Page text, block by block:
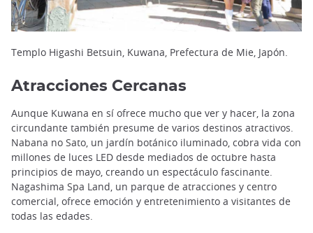
Templo Higashi Betsuin, Kuwana, Prefectura de Mie, Japón.
Atracciones Cercanas
Aunque Kuwana en sí ofrece mucho que ver y hacer, la zona
circundante también presume de varios destinos atractivos.
Nabana no Sato, un jardín botánico iluminado, cobra vida con
millones de luces LED desde mediados de octubre hasta
principios de mayo, creando un espectáculo fascinante.
Nagashima Spa Land, un parque de atracciones y centro
comercial, ofrece emoción y entretenimiento a visitantes de
todas las edades.